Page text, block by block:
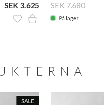
SEK 3.625 SEK 7.680
På lager
SALE